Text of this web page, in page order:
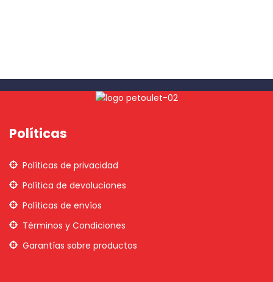
Políticas
Políticas de privacidad
Política de devoluciones
Políticas de envíos
Términos y Condiciones
Garantías sobre productos